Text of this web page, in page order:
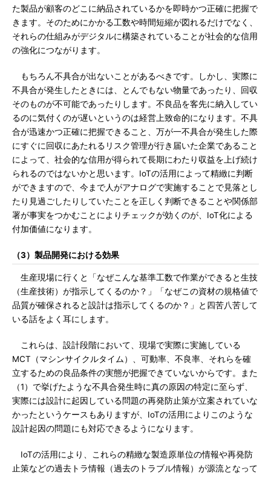
た製品が顧客のどこに納品されているかを即時かつ正確に把握で
きます。そのためにかかる工数や時間短縮が図れるだけでなく、
それらの仕組みがデジタルに構築されていることが社会的な信用
の強化につながります。
もちろん不具合が出ないことがあるべきです。しかし、実際に
不具合が発生したときには、とんでもない物量であったり、回収
そのものが不可能であったりします。不良品を客先に納入してい
るのに気付くのが遅いというのは経営上致命的になります。不具
合が迅速かつ正確に把握できること、万が一不具合が発生した際
にすぐに回収にあたれるリスク管理が行き届いた企業であること
によって、社会的な信用が得られて長期にわたり収益を上げ続け
られるのではないかと思います。IoTの活用によって精緻に判断
ができますので、今まで人がアナログで実施することで見落とし
たり見過ごしたりしていたことを正しく判断できることや関係部
署が事実をつかむことによりチェックが効くのが、IoT化による
付加価値になります。
（3）製品開発における効果
生産現場に行くと「なぜこんな基準工数で作業ができると生技
（生産技術）が指示してくるのか？」「なぜこの資材の規格値で
品質が確保されると設計は指示してくるのか？」と四苦八苦して
いる話をよく耳にします。
これらは、設計段階において、現場で実際に実施している
MCT（マシンサイクルタイム）、可動率、不良率、それらを確
立するための良品条件の実態が把握できていないからです。また
（1）で挙げたような不具合発生時に真の原因の特定に至らず、
実際には設計に起因している問題の再発防止策が立案されていな
かったというケースもありますが、IoTの活用によりこのような
設計起因の問題にも対応できるようになります。
IoTの活用により、これらの精緻な製造原単位の情報や再発防
止策などの過去トラ情報（過去のトラブル情報）が源流となって